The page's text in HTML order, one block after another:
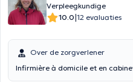
Verpleegkundige
10.0|12 evaluaties
Over de zorgverlener
Infirmière à domicile et en